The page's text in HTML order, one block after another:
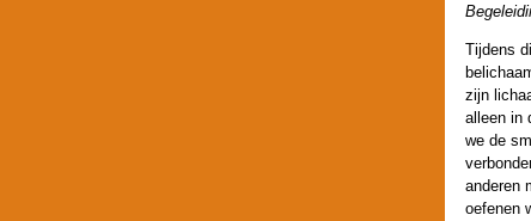
Tijdens
zijn
alleen in
we de
anderen
oefenen